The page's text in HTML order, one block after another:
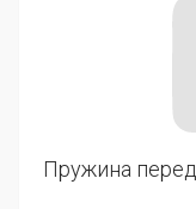
Пружина